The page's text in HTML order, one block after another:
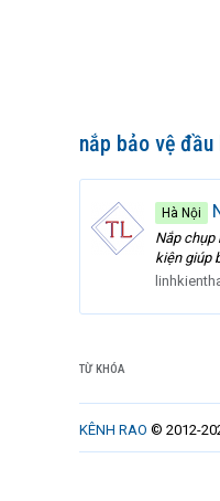
nắp bảo vệ đầu
Hà Nội
Nắp chụp
kiện giúp
TỪ KHÓA
KÊNH RAO © 2012-